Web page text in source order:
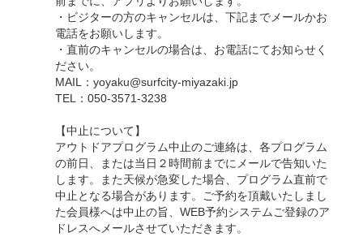
・ビジターの方のキャンセルは、下記までメールかお
電話をお願いします。
・直前のキャンセルの場合は、お電話にてお知らせく
ださい。
MAIL：yoyaku@surfcity-miyazaki.jp
TEL：050-3571-3238
【中止について】
アウトドアプログラム中止のご連絡は、各プログラム
の前日、または当日２時間前までにメールで告知いた
します。また天候が急変した場合、プログラム直前で
中止となる場合があります。ご予約を頂戴いたしまし
た会員様へは中止の旨、WEB予約システムご登録のア
ドレスへメールさせていただきます。